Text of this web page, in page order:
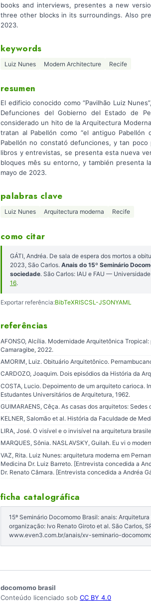
books and interviews, presentes a new
three other blocks in its surroundings. Also
2023.
keywords
Luiz Nunes Modern Architecture Recife
resumen
El edificio conocido como “Pavilhão Luiz
Defunciones del Gobierno del Estado de
considerado un hito de la Arquitectura
tratan al Pabellón como “el antiguo
Pabellón no constató defunciones, y tan
libros y entrevistas, se presenta esta nueva
bloques mês su entorno, y también presenta
mayo de 2023.
palabras clave
Luiz Nunes Arquitectura moderna Recife
como citar
GÁTI, Andréa. De sala de espera dos mortos a
2023, São Carlos. Anais do 15º Seminário
sociedade. São Carlos: IAU e FAU —
16.
Exportar referência:BibTeXRISCSL-JSONYAML
referências
AFONSO, Alcília. Modernidade Arquitetônica
Camaragibe, 2022.
AMORIM, Luiz. Obituário Arquitetônico.
CARDOZO, Joaquim. Dois episódios da História da
COSTA, Lucio. Depoimento de um arquiteto carioca.
Estudantes Universitários de Arquitetura, 1962.
GUIMARAENS, Cêça. As casas dos arquitetos:
KELNER, Salomão et al. História da Faculdade de
LIRA, José. O visível e o invisível na arquitetura
MARQUES, Sônia. NASLAVSKY, Guilah. Eu vi o
VAZ, Rita. Luiz Nunes: arquitetura moderna em
Medicina Dr. Luiz Barreto. [Entrevista concedida a
Dr. Renato Câmara. [Entrevista concedida a Andréa
ficha catalográfica
15º Seminário Docomomo Brasil: anais:
organização: Ivo Renato Giroto et al. São Carlos,
www.even3.com.br/anais/xv-seminario-
docomomo brasil
Conteúdo licenciado sob CC BY 4.0